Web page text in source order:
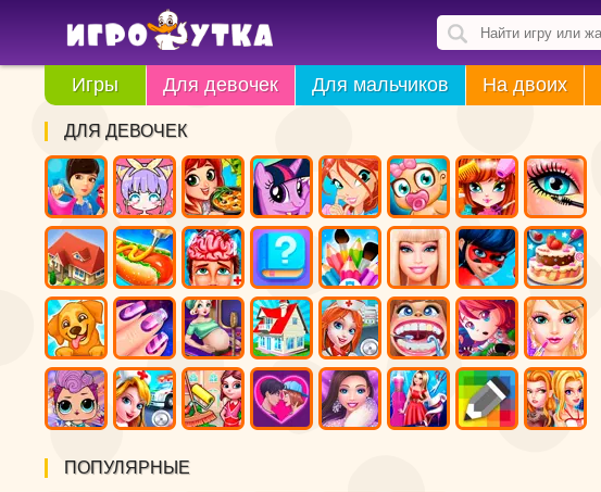
Игры Для девочек Для мальчиков На двоих
ДЛЯ ДЕВОЧЕК
ПОПУЛЯРНЫЕ